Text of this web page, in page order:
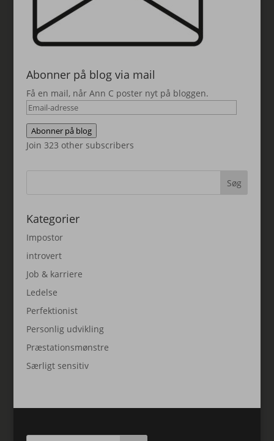
Abonner på blog via mail
Få en mail, når Ann C poster nyt på bloggen.
Email-
adresse
Abonner på blog
Join 323 other subscribers
Kategorier
Impostor
introvert
Job & karriere
Ledelse
Perfektionist
Personlig udvikling
Præstationsmønstre
Særligt sensitiv